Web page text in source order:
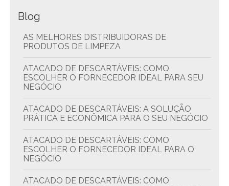
Blog
AS MELHORES DISTRIBUIDORAS DE
PRODUTOS DE LIMPEZA
ATACADO DE DESCARTÁVEIS: COMO
ESCOLHER O FORNECEDOR IDEAL PARA SEU
NEGÓCIO
ATACADO DE DESCARTÁVEIS: A SOLUÇÃO
PRÁTICA E ECONÔMICA PARA O SEU NEGÓCIO
ATACADO DE DESCARTÁVEIS: COMO
ESCOLHER O FORNECEDOR IDEAL PARA O
NEGÓCIO
ATACADO DE DESCARTÁVEIS: COMO